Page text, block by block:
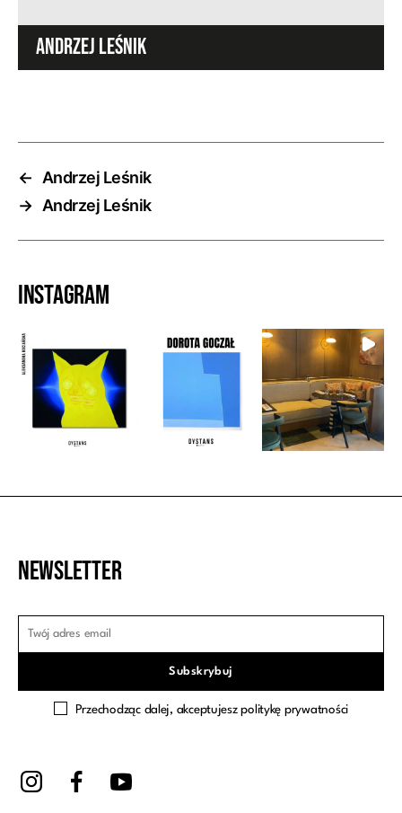
ANDRZEJ LEŚNIK
← Andrzej Leśnik
→ Andrzej Leśnik
Instagram
Newsletter
Przechodząc dalej, akceptujesz politykę prywatności